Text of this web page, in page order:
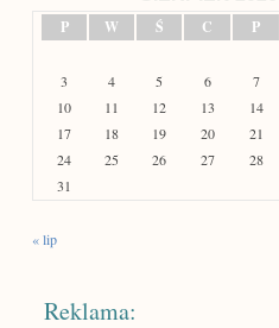
P
W Ś C P
3
4 5 6 7
10
11 12 13 14
17
18 19 20 21
24
25 26 27 28
31
« lip
Reklama: